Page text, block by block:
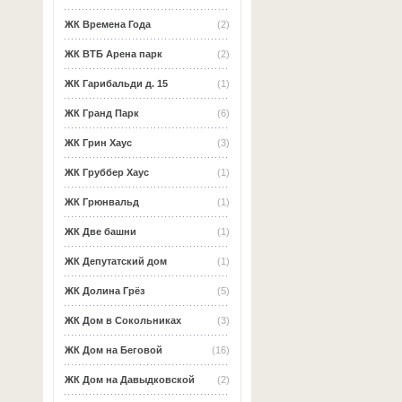
(2)
ЖК Времена Года
(2)
ЖК ВТБ Арена парк
(1)
ЖК Гарибальди д. 15
(6)
ЖК Гранд Парк
(3)
ЖК Грин Хаус
(1)
ЖК Груббер Хаус
(1)
ЖК Грюнвальд
(1)
ЖК Две башни
(1)
ЖК Депутатский дом
(5)
ЖК Долина Грёз
(3)
ЖК Дом в Сокольниках
(16)
ЖК Дом на Беговой
(2)
ЖК Дом на Давыдковской